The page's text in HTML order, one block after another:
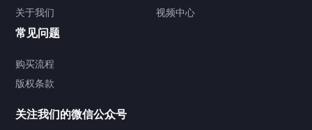
Chiller气体控温系统
关于我们
视频中心
常见问题
购买流程
版权条款
关注我们的微信公众号